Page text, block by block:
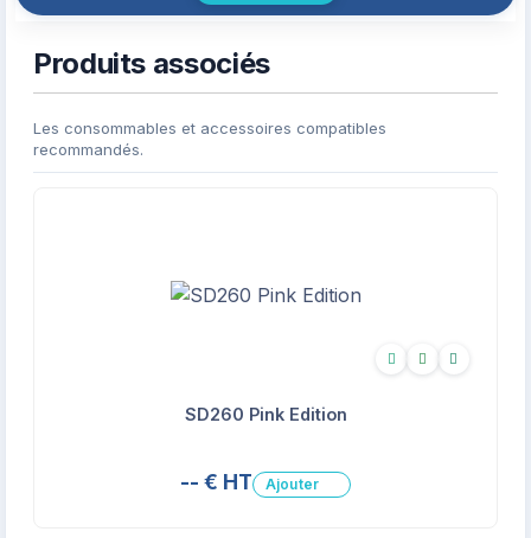
Produits associés
Les consommables et accessoires compatibles
recommandés.
Écologique
Biodégradable
Recyclé
SD260 Pink Edition
-- € HT Ajouter